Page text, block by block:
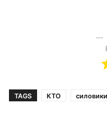
TAGS КТО силовики